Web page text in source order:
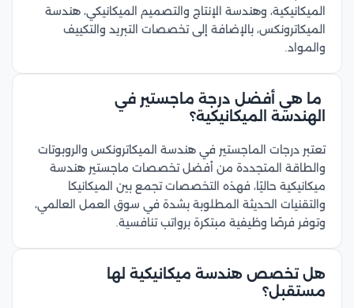
الميكانيكية، وهندسة الإنتاج والتصميم الميكانيكي، هندسة
الميكاترونكس، بالإضافة إلى تخصصات التبريد والتكييف
والمواد.
ما هي أفضل درجة ماجستير في
الهندسة الميكانيكية؟
تعتبر درجات الماجستير في هندسة الميكاترونكس والروبوتات
والطاقة المتجددة من أفضل تخصصات ماجستير هندسة
ميكانيكية حاليًا، فهذه التخصصات تجمع بين الميكانيكا
والتقنيات الحديثة المطلوبة بشدة في سوق العمل العالمي،
وتوفر فرصًا وظيفية مبتكرة برواتب تنافسية.
هل تخصص هندسة ميكانيكية لها
مستقبل؟